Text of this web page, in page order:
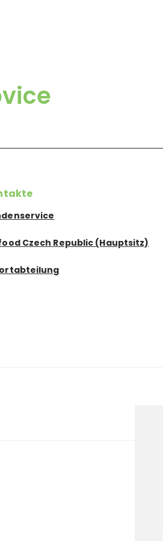
Czech Republic (Hauptsitz)